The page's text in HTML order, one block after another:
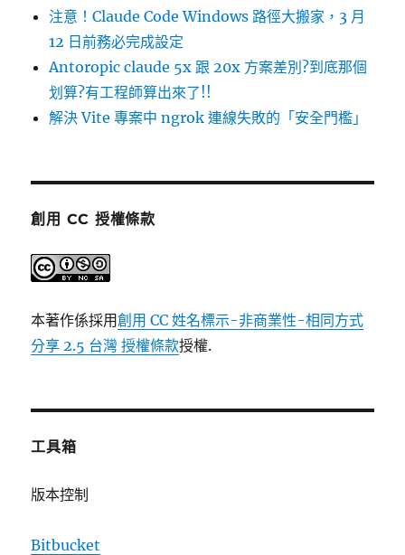
注意！Claude Code Windows 路徑大搬家，3 月
12 日前務必完成設定
Antoropic claude 5x 跟 20x 方案差別?到底那個
划算?有工程師算出來了!!
解決 Vite 專案中 ngrok 連線失敗的「安全門檻」
創用 CC 授權條款
本著作係採用創用 CC 姓名標示-非商業性-相同方式
分享 2.5 台灣 授權條款授權.
工具箱
版本控制
Bitbucket